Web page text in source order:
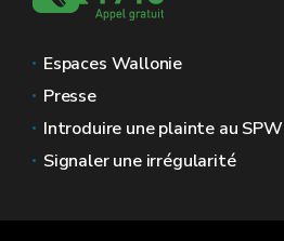
Espaces Wallonie
Presse
Introduire une plainte au SPW
Signaler une irrégularité